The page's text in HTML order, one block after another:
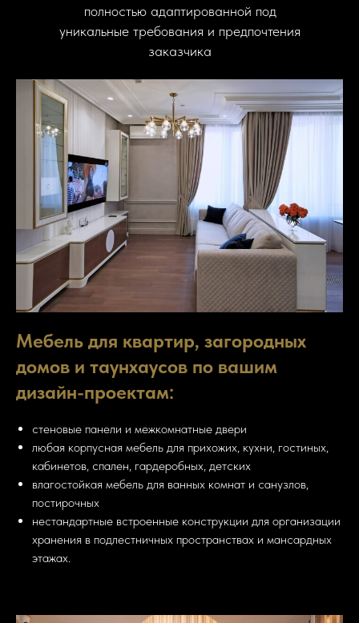
полностью адаптированной под
уникальные требования и предпочтения
заказчика
Мебель для квартир, загородных
домов и таунхаусов по вашим
дизайн-проектам:
стеновые панели и межкомнатные двери
любая корпусная мебель для прихожих, кухни, гостиных,
кабинетов, спален, гардеробных, детских
влагостойкая мебель для ванных комнат и санузлов,
постирочных
нестандартные встроенные конструкции для организации
хранения в подлестничных пространствах и мансардных
этажах.